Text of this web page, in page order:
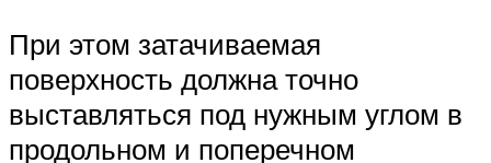
При этом затачиваемая
поверхность должна точно
выставляться под нужным углом в
продольном и поперечном